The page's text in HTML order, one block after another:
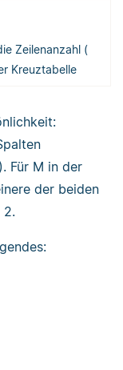
Zeilenanzahl (
Kreuztabelle
Für M in der
der beiden
2.